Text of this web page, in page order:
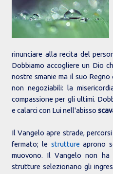
rinunciare alla recita del
Dobbiamo accogliere un Dio
nostre smanie ma il suo Regno
non negoziabili: la
compassione per gli ultimi.
e calarci con Lui nell'abisso
Il Vangelo apre strade,
fermato; le strutture aprono
muovono. Il Vangelo non ha
strutture selezionano gli